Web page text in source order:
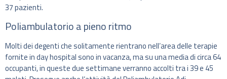
37 pazienti.
Poliambulatorio a pieno ritmo
Molti dei degenti che solitamente rientrano nell’area delle terapie
fornite in day hospital sono in vacanza, ma su una media di circa 64
occupanti, in queste due settimane verranno accolti tra i 39 e 45